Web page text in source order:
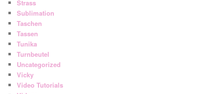
Strass
Sublimation
Taschen
Tassen
Tunika
Turnbeutel
Uncategorized
Vicky
Video Tutorials